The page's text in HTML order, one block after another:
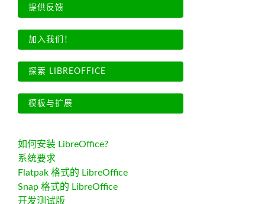
提供反馈
加入我们！
探索 LIBREOFFICE
模板与扩展
如何安装 LibreOffice?
系统要求
Flatpak 格式的 LibreOffice
Snap 格式的 LibreOffice
开发测试版